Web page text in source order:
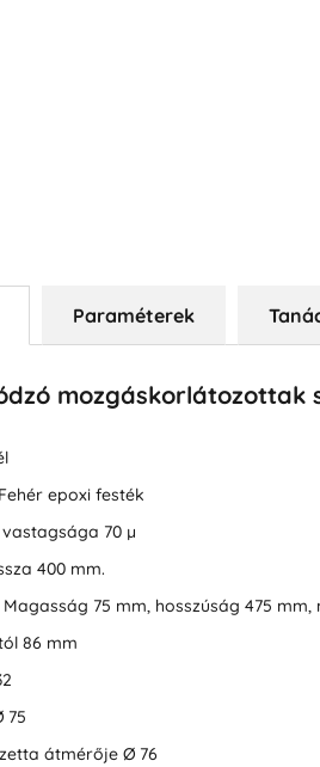
Paraméterek
mozgáskorlátozottak
epoxi festék
70 µ
400 mm.
75 mm, hosszúság 475 mm,
86 mm
75
átmérője Ø 76